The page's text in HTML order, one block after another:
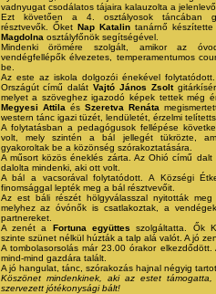
vadnyugat csodálatos tájaira kalauzolta a
Ezt követően a 4. osztályosok táncában
résztvevők. Őket Nap Katalintanárnő
Magdolna osztályfőnök segítségével.
Mindenki örömére szolgált, amikor az
vendégfellépők élvezetes, temperamentumos
be.
Az este az iskola dolgozói énekével
Országút című dalátVajtó János Zsolt
melyet a szöveghez igazodó képek tettek még
Megyesi Attila és Szeretva Renáta
western tánc igazi tüzét, lendületét, érzelmi
A folytatásban a pedagógusok fellépése
volt, mely szintén a bál jellegét tükrözte,
gyakoroltak be a közönség szórakoztatására.
A műsort közös éneklés zárta. Az Ohió című
dalolta mindenki, aki ott volt.
A bál a vacsorával folytatódott. A Községi
finomsággal lepték meg a bál résztvevőit.
Az est báli részét hölgyválasszal nyitották
melyhez az óvónők is csatlakoztak, a
partnereket.
A zenét a Fortuna együttes szolgáltatta. Ők
szinte szünet nélkül húzták a talp alá valót. A jó
A tombolasorsolás már 23.00 órakor
mind-mind gazdára talált.
A jó hangulat, tánc, szórakozás hajnal négyig
Köszönet mindenkinek, aki az estet
szervezett jótékonysági bált!